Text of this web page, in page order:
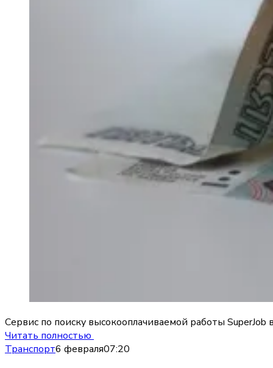
Сервис по поиску высокооплачиваемой работы
Читать полностью
Транспорт6 февраля07:20